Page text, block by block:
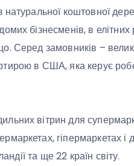
натуральної коштовної
бізнесменів, в
Серед замовників –
в США, яка керує
вітрин для
гіпермаркетах і
та ще 22 країн світу.